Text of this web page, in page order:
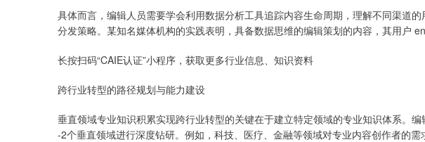
具体而言，编辑人员需要学会利用数据分析工具追踪内容生命周期，理解不同渠道
分发策略。某知名媒体机构的实践表明，具备数据思维的编辑策划的内容，其用户
长按扫码“CAIE认证”小程序，获取更多行业信息、知识资料
跨行业转型的路径规划与能力建设
垂直领域专业知识积累实现跨行业转型的关键在于建立特定领域的专业知识体系。
-2个垂直领域进行深度钻研。例如，科技、医疗、金融等领域对专业内容创作者的